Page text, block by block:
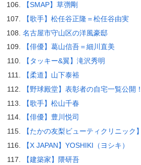
【SMAP】草彅剛
【歌手】松任谷正隆＝松任谷由実
名古屋市守山区の洋風豪邸
【俳優】葛山信吾＝細川直美
【タッキー&翼】滝沢秀明
【柔道】山下泰裕
【野球殿堂】表彰者の自宅一覧公開！
【歌手】松山千春
【俳優】豊川悦司
【たかの友梨ビューティクリニック
【X JAPAN】YOSHIKI（ヨシキ）
【建築家】隈研吾